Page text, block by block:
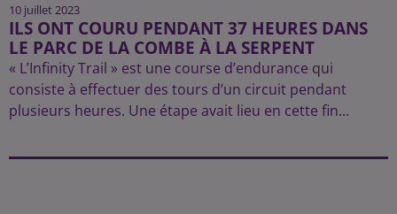
10 juillet 2023
ILS ONT COURU PENDANT 37 HEURES DANS
LE PARC DE LA COMBE À LA SERPENT
« L’Infinity Trail » est une course d’endurance qui
consiste à effectuer des tours d’un circuit pendant
plusieurs heures. Une étape avait lieu en cette fin...